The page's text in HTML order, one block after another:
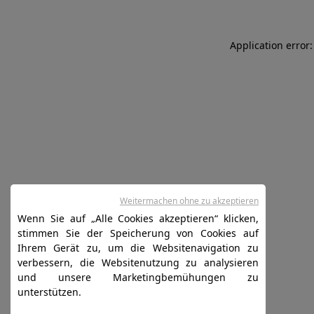
Application
Wenn Sie auf „Alle Cookies akzeptieren“ klicken,
stimmen Sie der Speicherung von Cookies auf
Ihrem Gerät zu, um die Websitenavigation zu
verbessern, die Websitenutzung zu analysieren
und unsere Marketingbemühungen zu
unterstützen.
Weitermachen ohne zu akzeptieren